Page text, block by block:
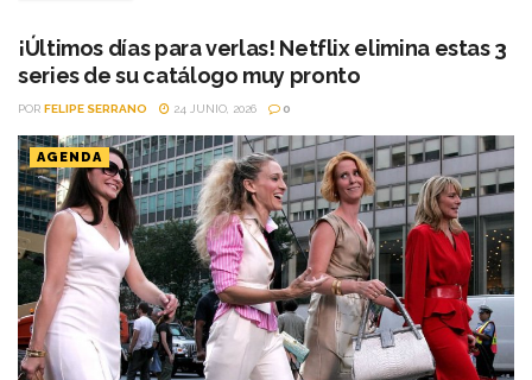
¡Últimos días para verlas! Netflix elimina estas 3
series de su catálogo muy pronto
POR FELIPE SERRANO 24 JUNIO, 2026 0
AGENDA